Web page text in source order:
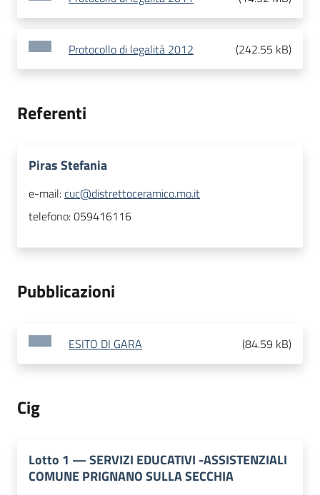
Protocollo di legalità 2012 (242.55 kB)
Referenti
Piras Stefania
e-mail:cuc@distrettoceramico.mo.it
telefono:059416116
Pubblicazioni
ESITO DI GARA (84.59 kB)
Cig
Lotto 1 —SERVIZI EDUCATIVI -ASSISTENZIALI
COMUNE PRIGNANO SULLA SECCHIA